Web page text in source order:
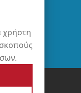
χρήστη